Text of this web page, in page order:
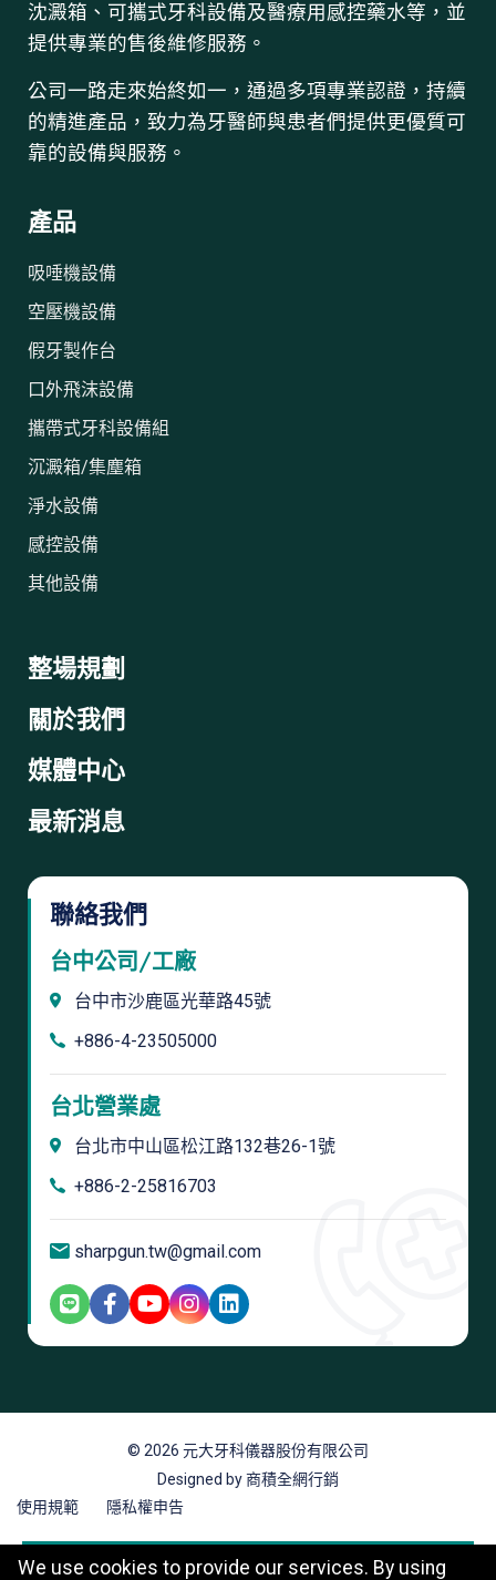
沈澱箱、可攜式牙科設備及醫療用感控藥水等，並
提供專業的售後維修服務。
公司一路走來始終如一，通過多項專業認證，持續
的精進產品，致力為牙醫師與患者們提供更優質可
靠的設備與服務。
產品
吸唾機設備
空壓機設備
假牙製作台
口外飛沫設備
攜帶式牙科設備組
沉澱箱/集塵箱
淨水設備
感控設備
其他設備
整場規劃
關於我們
媒體中心
最新消息
聯絡我們
台中公司/工廠
台中市沙鹿區光華路45號
+886-4-23505000
台北營業處
台北市中山區松江路132巷26-1號
+886-2-25816703
sharpgun.tw@gmail.com
© 2026 元大牙科儀器股份有限公司
Designed by 商積全網行銷
使用規範
隱私權申告
We use cookies to provide our services. By using